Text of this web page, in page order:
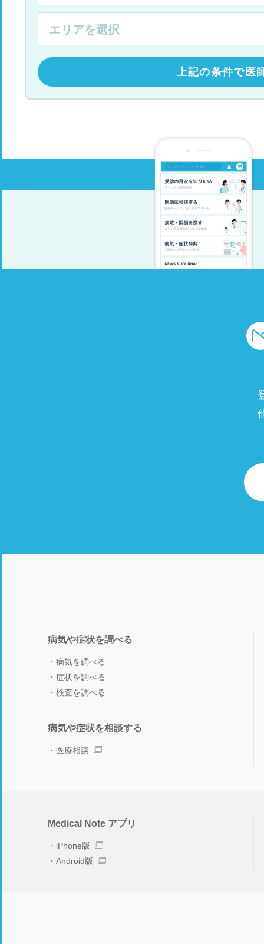
上記の条件で医
病気や症状を調べる
病気を調べる
症状を調べる
検査を調べる
病気や症状を相談する
医療相談
Medical Note アプリ
iPhone版
Android版